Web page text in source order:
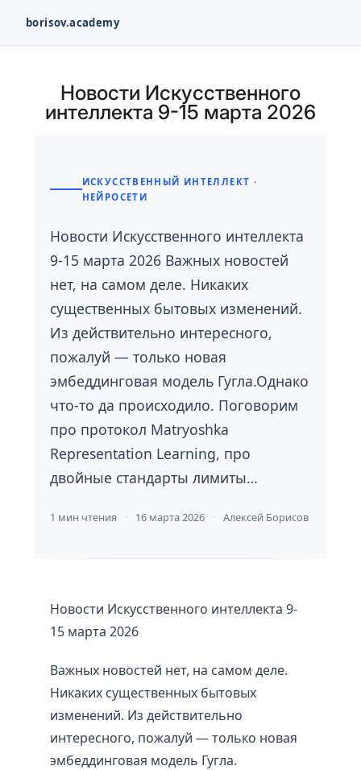
borisov.academy
содержимомуНовости Искусственного
интеллекта 9-15 марта 2026
ИСКУССТВЕННЫЙ ИНТЕЛЛЕКТ ·
НЕЙРОСЕТИ
Новости Искусственного интеллекта
9-15 марта 2026 Важных новостей
нет, на самом деле. Никаких
существенных бытовых изменений.
Из действительно интересного,
пожалуй — только новая
эмбеддинговая модель Гугла.Однако
что-то да происходило. Поговорим
про протокол Matryoshka
Representation Learning, про
двойные стандарты лимиты…
1 мин чтения 16 марта 2026 Алексей Борисов
Новости Искусственного интеллекта 9-
15 марта 2026
Важных новостей нет, на самом деле.
Никаких существенных бытовых
изменений. Из действительно
интересного, пожалуй — только новая
эмбеддинговая модель Гугла.